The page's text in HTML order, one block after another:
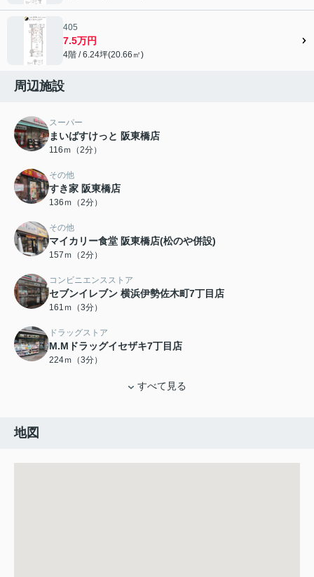
405
7.5万円
4階 / 6.24坪(20.66㎡)
周辺施設
スーパー
まいばすけっと 阪東橋店
116ｍ（2分）
その他
すき家 阪東橋店
136ｍ（2分）
その他
マイカリー食堂 阪東橋店(松のや併設)
157ｍ（2分）
コンビニエンスストア
セブンイレブン 横浜伊勢佐木町7丁目店
161ｍ（3分）
ドラッグストア
M.Mドラッグイセザキ7丁目店
224ｍ（3分）
すべて見る
地図